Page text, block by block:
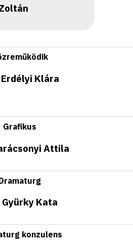
Erdélyi Klára
Grafikus
Attila
Gyürky Kata
konzulens